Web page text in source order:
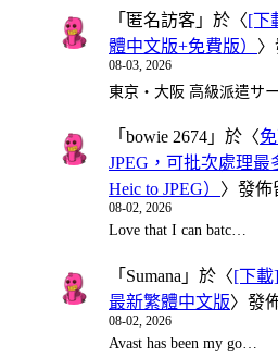
「 匿名訪客 」於〈[下
體中文版+免費版）
08-03, 2026
東京・大阪 高級派遣サ
「 bowie 2674 」於〈
JPEG，可批次處理最
Heic to JPEG） 〉發佈
08-02, 2026
Love that I can batc…
「 Sumana 」於〈[下載
最新繁體中文版〉發
08-02, 2026
Avast has been my go…